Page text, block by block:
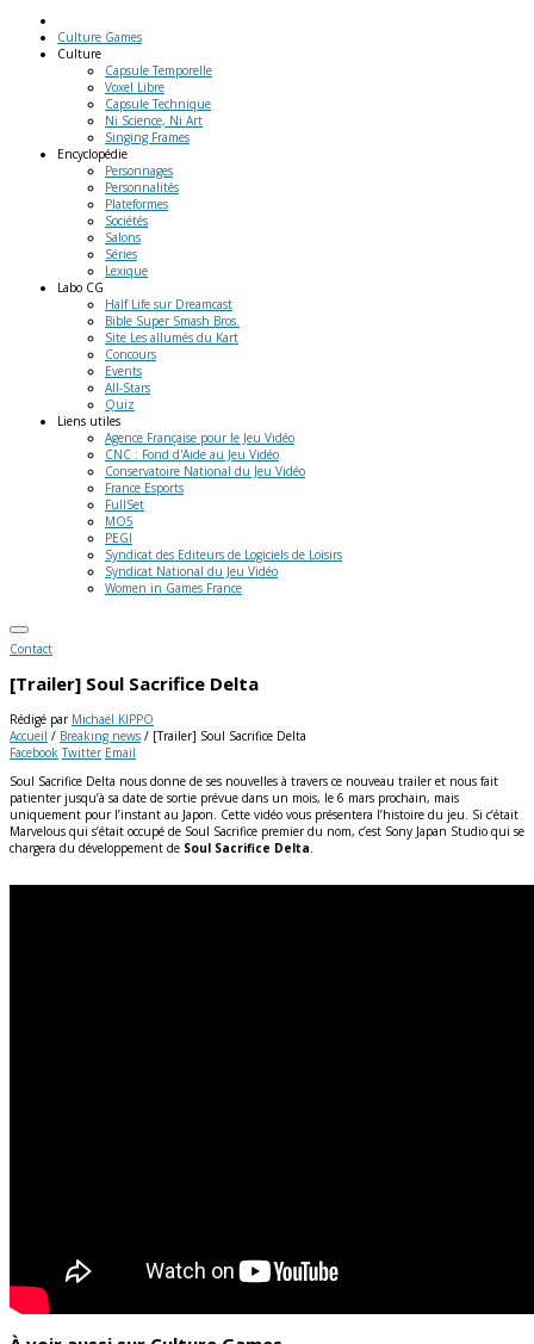
Culture Games
Culture
Capsule Temporelle
Voxel Libre
Capsule Technique
Ni Science, Ni Art
Singing Frames
Encyclopédie
Personnages
Personnalités
Plateformes
Sociétés
Salons
Séries
Lexique
Labo CG
Half Life sur Dreamcast
Bible Super Smash Bros.
Site Les allumés du Kart
Concours
Events
All-Stars
Quiz
Liens utiles
Agence Française pour le Jeu Vidéo
CNC : Fond d'Aide au Jeu Vidéo
Conservatoire National du Jeu Vidéo
France Esports
FullSet
MO5
PEGI
Syndicat des Editeurs de Logiciels de Loisirs
Syndicat National du Jeu Vidéo
Women in Games France
Contact
[Trailer] Soul Sacrifice Delta
Rédigé par Michaël KIPPO
Accueil / Breaking news / [Trailer] Soul Sacrifice Delta
Facebook Twitter Email
Soul Sacrifice Delta nous donne de ses nouvelles à travers ce nouveau trailer et nous fait
patienter jusqu’à sa date de sortie prévue dans un mois, le 6 mars prochain, mais
uniquement pour l’instant au Japon. Cette vidéo vous présentera l’histoire du jeu. Si c’était
Marvelous qui s’était occupé de Soul Sacrifice premier du nom, c’est Sony Japan Studio qui se
chargera du développement de Soul Sacrifice Delta.